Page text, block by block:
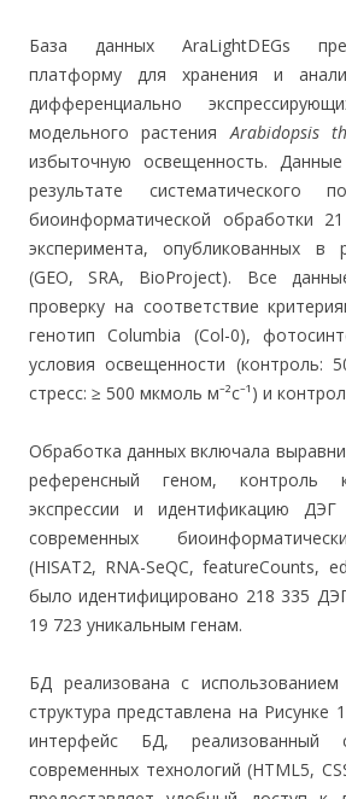
База данных AraLightDEGs
платформу для хранения и
дифференциально
модельного растенияArabidopsis
избыточную освещенность.
результате систематического
биоинформатической обработки
эксперимента, опубликованных в
(GEO, SRA, BioProject). Все
проверку на соответствие
генотип Columbia (Col-0),
условия освещенности (контроль:
стресс: ≥ 500 мкмоль м⁻²с⁻¹) и
Обработка данных включала
референсный геном, контроль
экспрессии и идентификацию ДЭГ
современных
(HISAT2, RNA-SeQC, featureCounts,
было идентифицировано 218 335
19 723 уникальным генам.
БД реализована с
структура представлена на Рисунке
интерфейс БД, реализованный
современных технологий (HTML5,